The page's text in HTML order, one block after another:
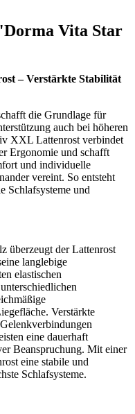
Vita Star
– Verstärkte Stabilität
die Grundlage für
auch bei höheren
XXL Lattenrost verbindet
Ergonomie und schafft
und individuelle
vereint. So entsteht
Schlafsysteme und
überzeugt der Lattenrost
langlebige
elastischen
Verstärkte
eine dauerhaft
Beanspruchung. Mit einer
eine stabile und
Schlafsysteme.